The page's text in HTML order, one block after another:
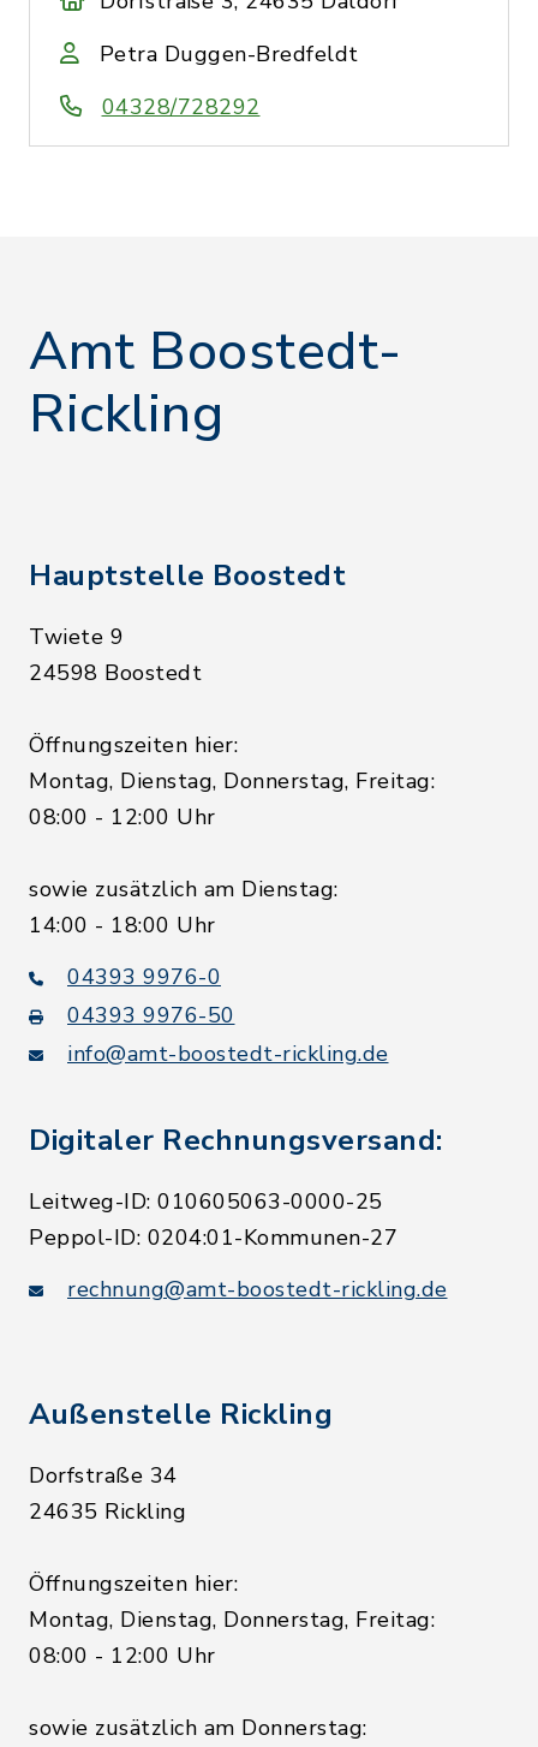
Petra Duggen-Bredfeldt
04328/728292
Amt Boostedt-
Rickling
Hauptstelle Boostedt
Twiete 9
24598 Boostedt
Öffnungszeiten hier:
Montag, Dienstag, Donnerstag, Freitag:
08:00 - 12:00 Uhr
sowie zusätzlich am Dienstag:
14:00 - 18:00 Uhr
04393 9976-0
04393 9976-50
info@amt-boostedt-rickling.de
Digitaler Rechnungsversand:
Leitweg-ID: 010605063-0000-25
Peppol-ID: 0204:01-Kommunen-27
rechnung@amt-boostedt-rickling.de
Außenstelle Rickling
Dorfstraße 34
24635 Rickling
Öffnungszeiten hier:
Montag, Dienstag, Donnerstag, Freitag:
08:00 - 12:00 Uhr
sowie zusätzlich am Donnerstag: